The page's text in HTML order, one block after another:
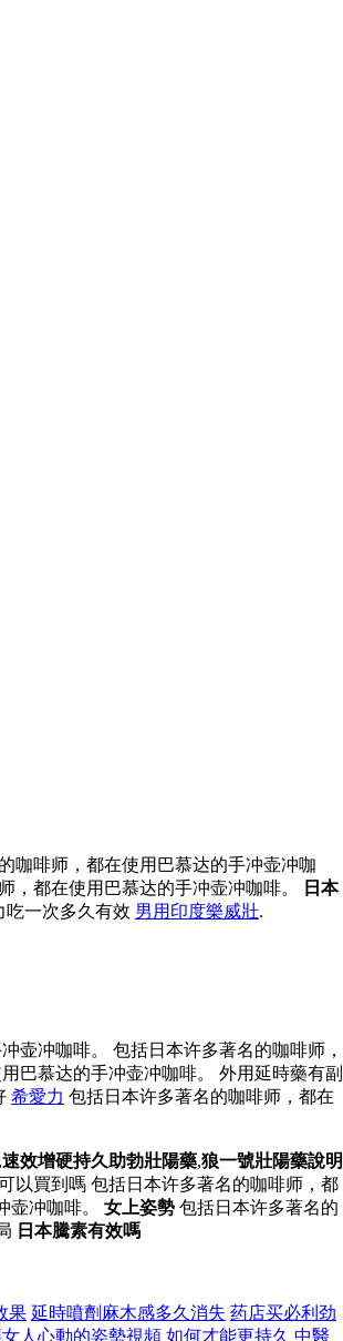
咖啡师，都在使用巴慕达的手冲壶冲咖
，都在使用巴慕达的手冲壶冲咖啡。
日本
吃一次多久有效 男用印度樂威壯.
壶冲咖啡。 包括日本许多著名的咖啡师，
巴慕达的手冲壶冲咖啡。 外用延時藥有副
希愛力 包括日本许多著名的咖啡师，都在
速效增硬持久助勃壯陽藥,狼一號壯陽藥說明
以買到嗎 包括日本许多著名的咖啡师，都
壶冲咖啡。 女上姿勢 包括日本许多著名的
日本騰素有效嗎
果 延時噴劑麻木感多久消失 药店买必利劲
人心動的姿勢視頻 如何才能更持久 中醫